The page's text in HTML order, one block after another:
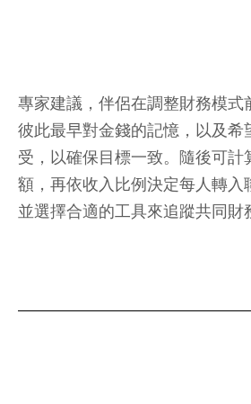
專家建議，伴侶在調整財務模式
彼此最早對金錢的記憶，以及希
受，以確保目標一致。隨後可計
額，再依收入比例決定每人轉入
並選擇合適的工具來追蹤共同財